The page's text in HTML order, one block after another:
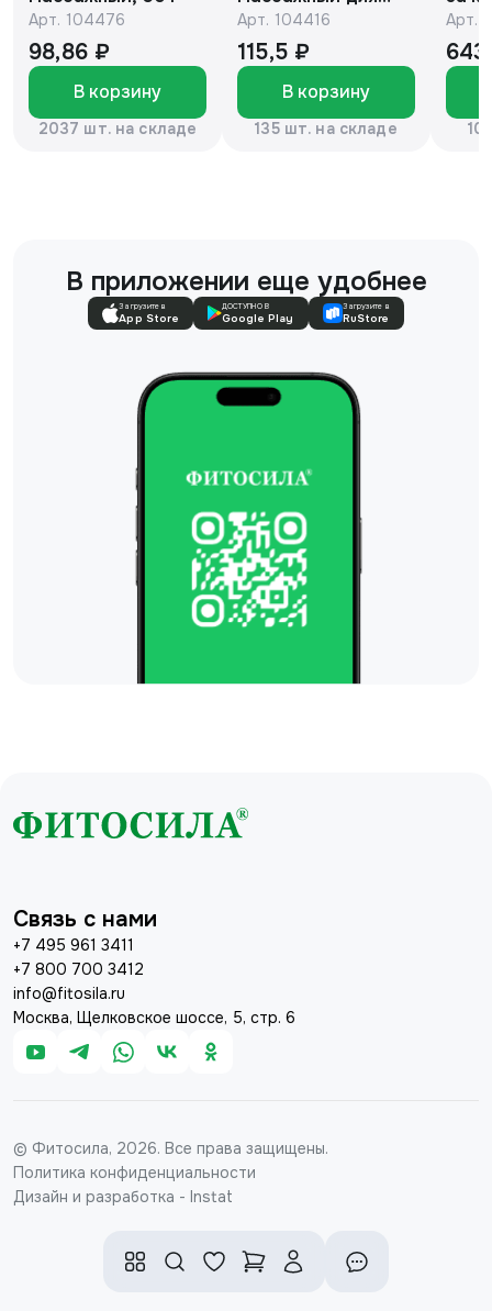
Арт. 104476
98,86 ₽
В корзину
2037 шт. на складе
детей с барсучьим
жиром 50г.
«Эколон»®
Арт. 104416
115,5 ₽
В корзину
135 шт. на складе
рук,
Арт.
10
В приложении еще удобнее
Загрузите в
App Store
ДОСТУПНО В
Google Play
Загрузите в
RuStore
Связь с нами
+7 495 961 3411
+7 800 700 3412
info@fitosila.ru
Москва, Щелковское шоссе, 5, стр. 6
© Фитосила, 2026. Все права защищены.
Политика конфиденциальности
Дизайн и разработка - Instat